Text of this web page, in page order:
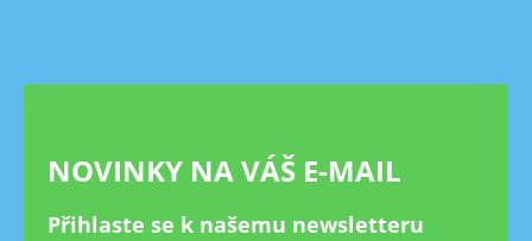
NOVINKY NA VÁŠ E-MAIL
Přihlaste se k našemu newsletteru